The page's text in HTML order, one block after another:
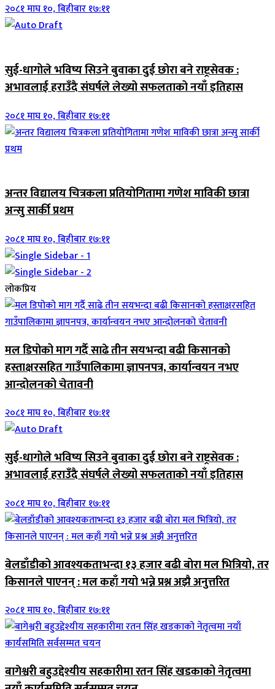
२०८१ माघ १०, बिहीबार १७:११
सुई-धागोले भविष्य सिउने बुवाका दुई छोरा बने राष्ट्रसेवक :
अभावलाई हराउँदै संघर्षले लेख्यो सफलताको नयाँ इतिहास
२०८१ माघ १०, बिहीबार १७:११
अन्तर विद्यालय चित्रकला प्रतियोगितामा गणेश माविकी छात्रा
अन्सु सार्की प्रथम
२०८१ माघ १०, बिहीबार १७:११
लोकप्रिय
मल डिपोको माग गर्दै साढे तीन सयभन्दा बढी किसानको
हस्ताक्षरसहित गाउँपालिकामा ज्ञापनपत्र, कार्यान्वयन नभए
आन्दोलनको चेतावनी
२०८१ माघ १०, बिहीबार १७:११
सुई-धागोले भविष्य सिउने बुवाका दुई छोरा बने राष्ट्रसेवक :
अभावलाई हराउँदै संघर्षले लेख्यो सफलताको नयाँ इतिहास
२०८१ माघ १०, बिहीबार १७:११
बेलडाँडीको आवश्यकताभन्दा १३ हजार बढी बोरा मल भित्रियो, तर
किसानले पाएनन् : मल कहाँ गयो भन्ने प्रश्न अझै अनुत्तरित
२०८१ माघ १०, बिहीबार १७:११
बागेश्वरी बहुउद्देश्यीय सहकारीमा रतन सिंह खडकाको नेतृत्वमा